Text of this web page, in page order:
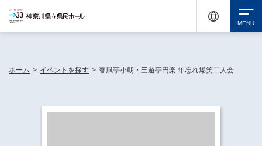
ホーム > イベントを探す > 春風亭小朝・三遊亭円楽 年忘れ爆笑二人会